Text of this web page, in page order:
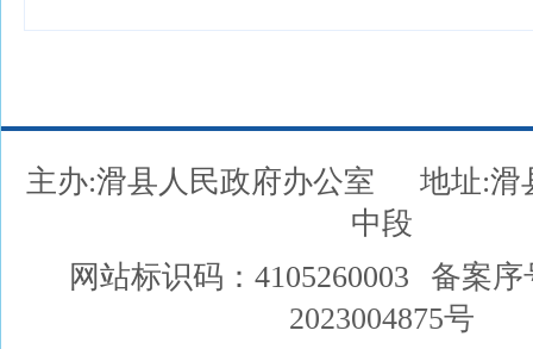
主办:滑县人民政府办公室
地址:滑
中段
网站标识码：4105260003
备案序
2023004875号